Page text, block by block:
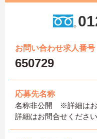
お問い合わせ求人番号
650729
応募先名称
名称非公開 ※詳細は
詳細はお問合せください